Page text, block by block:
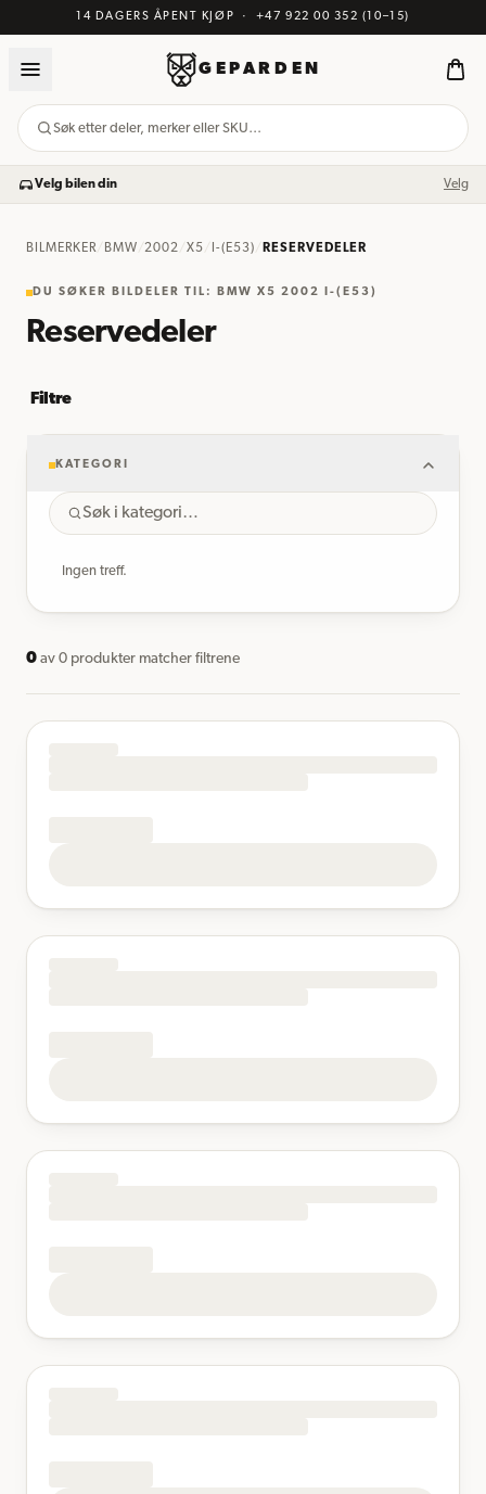
14 DAGERS ÅPENT KJØP · +47 922 00 352 (10–15)
GEPARDEN
Søk etter deler, merker eller SKU…
Velg bilen din Velg
BILMERKER/ BMW /2002 /X5 I-(E53) RESERVEDELER
DU SØKER BILDELER TIL: BMW X5 2002 I-(E53)
Reservedeler
Filtre
KATEGORI
Ingen treff.
0 av 0 produkter matcher filtrene